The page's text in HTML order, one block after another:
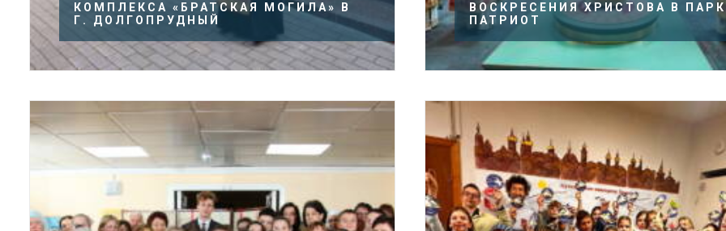
КОМПЛЕКСА «БРАТСКАЯ МОГИЛА» В
Г. ДОЛГОПРУДНЫЙ
ВОСКРЕСЕНИЯ ХРИСТОВА В
ПАТРИОТ